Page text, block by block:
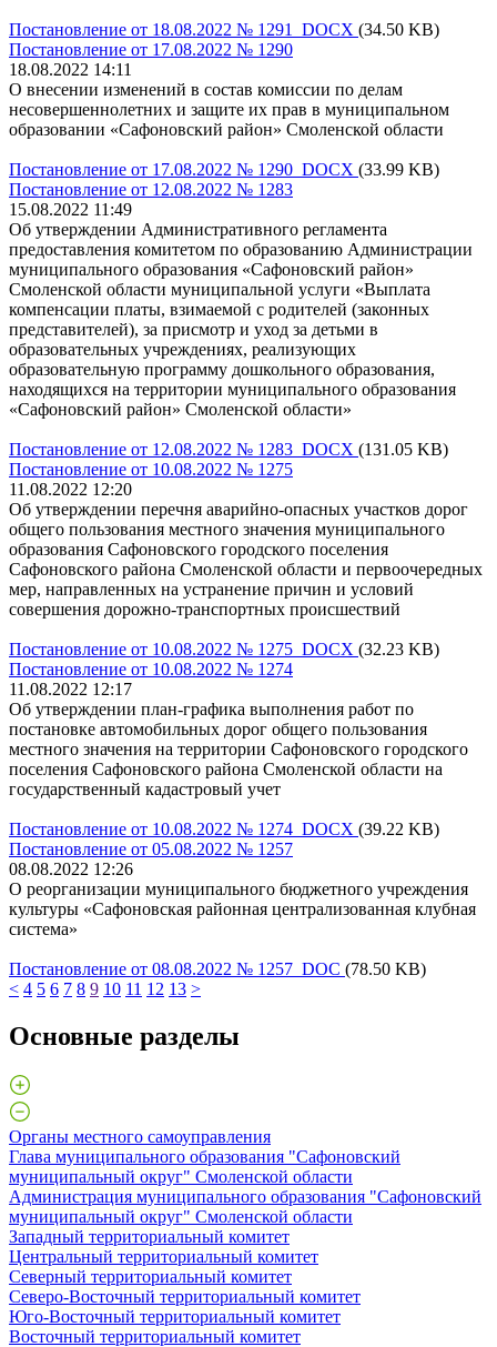
Постановление от 18.08.2022 № 1291 DOCX (34.50 KB)
Постановление от 17.08.2022 № 1290
18.08.2022 14:11
О внесении изменений в состав комиссии по делам
несовершеннолетних и защите их прав в муниципальном
образовании «Сафоновский район» Смоленской области
Постановление от 17.08.2022 № 1290 DOCX (33.99 KB)
Постановление от 12.08.2022 № 1283
15.08.2022 11:49
Об утверждении Административного регламента
предоставления комитетом по образованию Администрации
муниципального образования «Сафоновский район»
Смоленской области муниципальной услуги «Выплата
компенсации платы, взимаемой с родителей (законных
представителей), за присмотр и уход за детьми в
образовательных учреждениях, реализующих
образовательную программу дошкольного образования,
находящихся на территории муниципального образования
«Сафоновский район» Смоленской области»
Постановление от 12.08.2022 № 1283 DOCX (131.05 KB)
Постановление от 10.08.2022 № 1275
11.08.2022 12:20
Об утверждении перечня аварийно-опасных участков дорог
общего пользования местного значения муниципального
образования Сафоновского городского поселения
Сафоновского района Смоленской области и первоочередных
мер, направленных на устранение причин и условий
совершения дорожно-транспортных происшествий
Постановление от 10.08.2022 № 1275 DOCX (32.23 KB)
Постановление от 10.08.2022 № 1274
11.08.2022 12:17
Об утверждении план-графика выполнения работ по
постановке автомобильных дорог общего пользования
местного значения на территории Сафоновского городского
поселения Сафоновского района Смоленской области на
государственный кадастровый учет
Постановление от 10.08.2022 № 1274 DOCX (39.22 KB)
Постановление от 05.08.2022 № 1257
08.08.2022 12:26
О реорганизации муниципального бюджетного учреждения
культуры «Сафоновская районная централизованная клубная
система»
Постановление от 08.08.2022 № 1257 DOC (78.50 KB)
< 4 5 6 7 8 9 10 11 12 13 >
Основные разделы
Органы местного самоуправления
Глава муниципального образования "Сафоновский
муниципальный округ" Смоленской области
Администрация муниципального образования "Сафоновский
муниципальный округ" Смоленской области
Западный территориальный комитет
Центральный территориальный комитет
Северный территориальный комитет
Северо-Восточный территориальный комитет
Юго-Восточный территориальный комитет
Восточный территориальный комитет